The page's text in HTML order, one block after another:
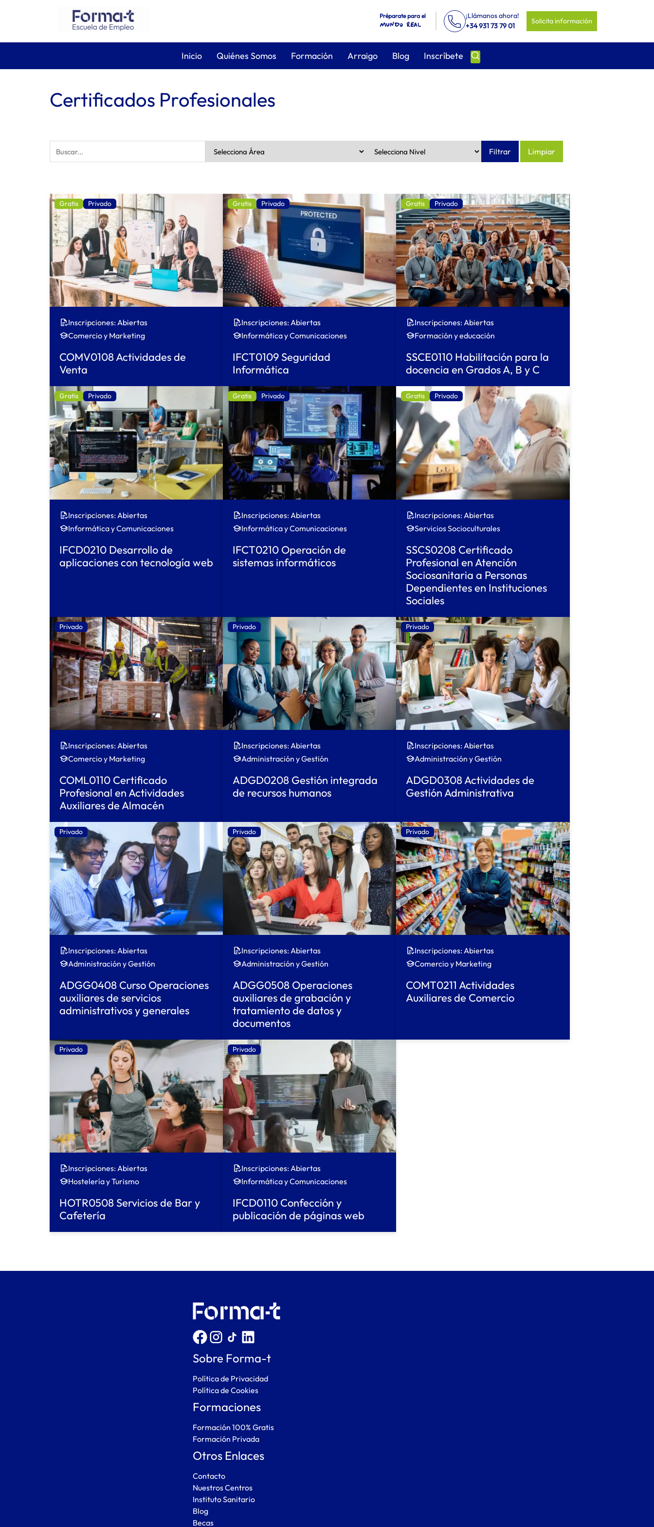
Préparate para el
mundo real
¡Llámanos ahora!
+34 931 73 79 01
Solicita información
Inicio Quiénes Somos Formación Arraigo Blog Inscríbete
Certificados Profesionales
Gratis Privado
Inscripciones: Abiertas
Comercio y Marketing
COMV0108 Actividades de
Venta
Gratis Privado
Inscripciones: Abiertas
Informática y Comunicaciones
IFCT0109 Seguridad
Informática
Gratis Privado
Inscripciones: Abiertas
Formación y educación
SSCE0110 Habilitación para la
docencia en Grados A, B y C
Gratis Privado
Inscripciones: Abiertas
Informática y Comunicaciones
IFCD0210 Desarrollo de
aplicaciones con tecnología web
Gratis Privado
Inscripciones: Abiertas
Informática y Comunicaciones
IFCT0210 Operación de
sistemas informáticos
Gratis Privado
Inscripciones: Abiertas
Servicios Socioculturales
SSCS0208 Certificado
Profesional en Atención
Sociosanitaria a Personas
Dependientes en Instituciones
Sociales
Privado
Inscripciones: Abiertas
Comercio y Marketing
COML0110 Certificado
Profesional en Actividades
Auxiliares de Almacén
Privado
Inscripciones: Abiertas
Administración y Gestión
ADGD0208 Gestión integrada
de recursos humanos
Privado
Inscripciones: Abiertas
Administración y Gestión
ADGD0308 Actividades de
Gestión Administrativa
Privado
Inscripciones: Abiertas
Administración y Gestión
ADGG0408 Curso Operaciones
auxiliares de servicios
administrativos y generales
Privado
Inscripciones: Abiertas
Administración y Gestión
ADGG0508 Operaciones
auxiliares de grabación y
tratamiento de datos y
documentos
Privado
Inscripciones: Abiertas
Comercio y Marketing
COMT0211 Actividades
Auxiliares de Comercio
Privado
Inscripciones: Abiertas
Hostelería y Turismo
HOTR0508 Servicios de Bar y
Cafetería
Privado
Inscripciones: Abiertas
Informática y Comunicaciones
IFCD0110 Confección y
publicación de páginas web
Sobre Forma-t
Política de Privacidad
Política de Cookies
Formaciones
Formación 100% Gratis
Formación Privada
Otros Enlaces
Contacto
Nuestros Centros
Instituto Sanitario
Blog
Becas